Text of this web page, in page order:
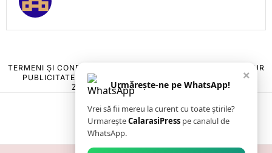
TERMENI ȘI CONDIȚII
POLITICA DE ANULARE & RETUR
PUBLICITATE ONLINE & TIPĂRITĂ
CONTACT
ZIARUL ANUNȚUL CĂLĂRĂȘEAN
×
Urmărește-ne pe WhatsApp!
Vrei să fii mereu la curent cu toate știrile?
UrmareșteCalarasiPress pe canalul de
WhatsApp.